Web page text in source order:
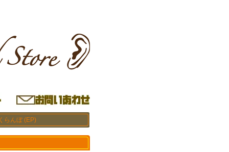
らんぼ (EP)